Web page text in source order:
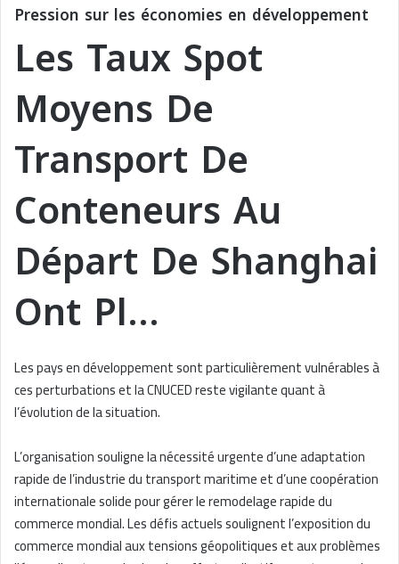
Pression sur les économies en développement
Les Taux Spot
Moyens De
Transport De
Conteneurs Au
Départ De Shanghai
Ont Pl…
Les pays en développement sont particulièrement vulnérables à
ces perturbations et la CNUCED reste vigilante quant à
l’évolution de la situation.
L’organisation souligne la nécessité urgente d’une adaptation
rapide de l’industrie du transport maritime et d’une coopération
internationale solide pour gérer le remodelage rapide du
commerce mondial. Les défis actuels soulignent l’exposition du
commerce mondial aux tensions géopolitiques et aux problèmes